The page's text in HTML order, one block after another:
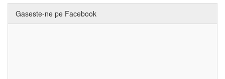
Gaseste-ne pe Facebook